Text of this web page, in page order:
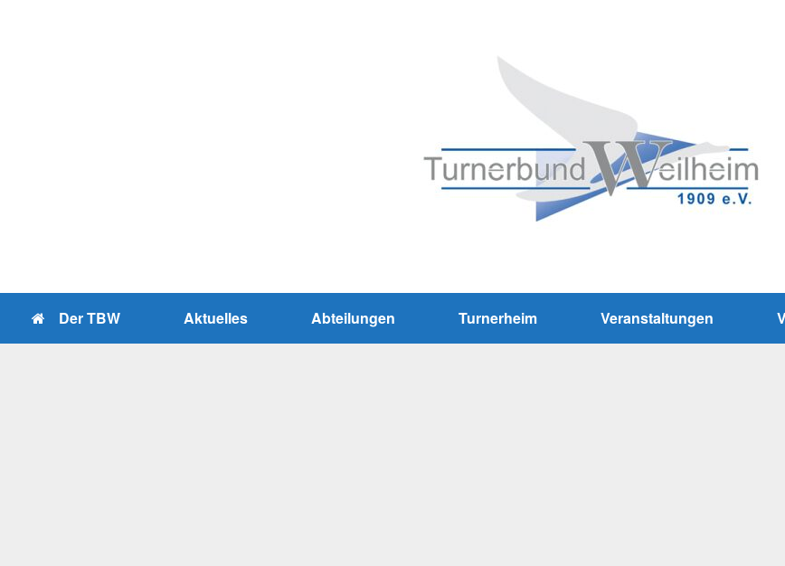
Der TBW Aktuelles Abteilungen Turnerheim Veranstaltungen